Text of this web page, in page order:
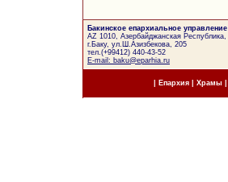
Бакинское епархиальное управление
AZ 1010, Азербайджанская Республика,
г.Баку, ул.Ш.Азизбекова, 205
тел.(+99412) 440-43-52
E-mail: baku@eparhia.ru
Епархия| Храмы